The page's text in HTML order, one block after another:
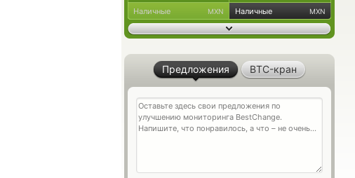
Наличные MXN Наличные MXN
Предложения BTC-кран